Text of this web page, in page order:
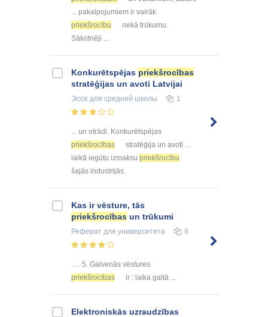
... pakalpojumiem ir vairāk
priekšrocību
nekā trūkumu.
Sākotnēji ...
Konkurētspējas priekšrocības
stratēģijas un avoti Latvijai
Эссе для средней школы 1
... un otrādi. Konkurētspējas
priekšrocības
stratēģija un avoti ...
laikā iegūtu izmaksu priekšrocību
šajās industrijās.
Kas ir vēsture, tās
priekšrocības un trūkumi
Реферат для университета 8
... . 5. Galvenās vēstures
priekšrocības
ir : laika gaitā ...
Elektroniskās uzraudzības